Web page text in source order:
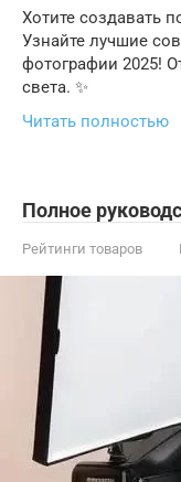
Хотите создавать
Узнайте лучшие
фотографии 2025!
света. ✨
Читать полностью
Полное
Рейтинги товаров